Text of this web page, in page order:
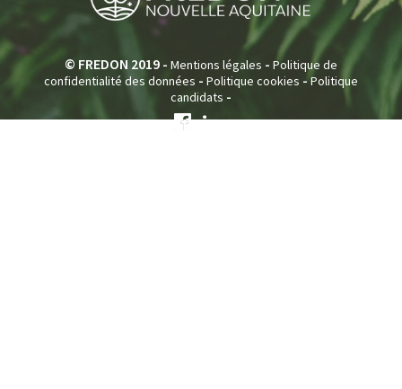
© FREDON 2019 - Mentions légales - Politique de
confidentialité des données - Politique cookies -Politique
candidats -